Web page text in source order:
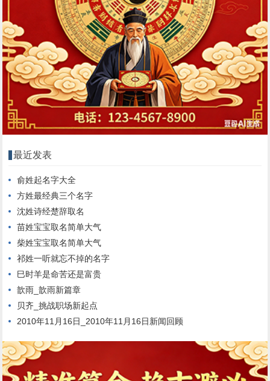
最近发表
俞姓起名字大全
方姓最经典三个名字
沈姓诗经楚辞取名
苗姓宝宝取名简单大气
柴姓宝宝取名简单大气
祁姓一听就忘不掉的名字
巳时羊是命苦还是富贵
歆雨_歆雨新篇章
贝齐_挑战职场新起点
2010年11月16日_2010年11月16日新闻回顾